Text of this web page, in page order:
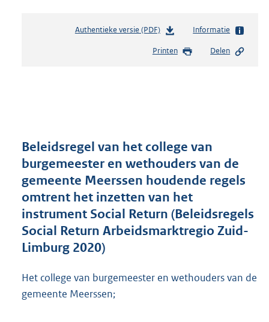
Authentieke versie (PDF)b
s
r
o
t
t
:
3
b
Informatie
Printen Delen
Beleidsregel van het college van
burgemeester en wethouders van de
gemeente Meerssen houdende regels
omtrent het inzetten van het
instrument Social Return (Beleidsregels
Social Return Arbeidsmarktregio Zuid-
Limburg 2020)
Het college van burgemeester en wethouders van de
gemeente Meerssen;